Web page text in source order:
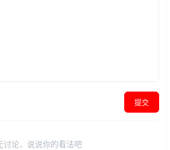
提交
讨论，说说你的看法吧